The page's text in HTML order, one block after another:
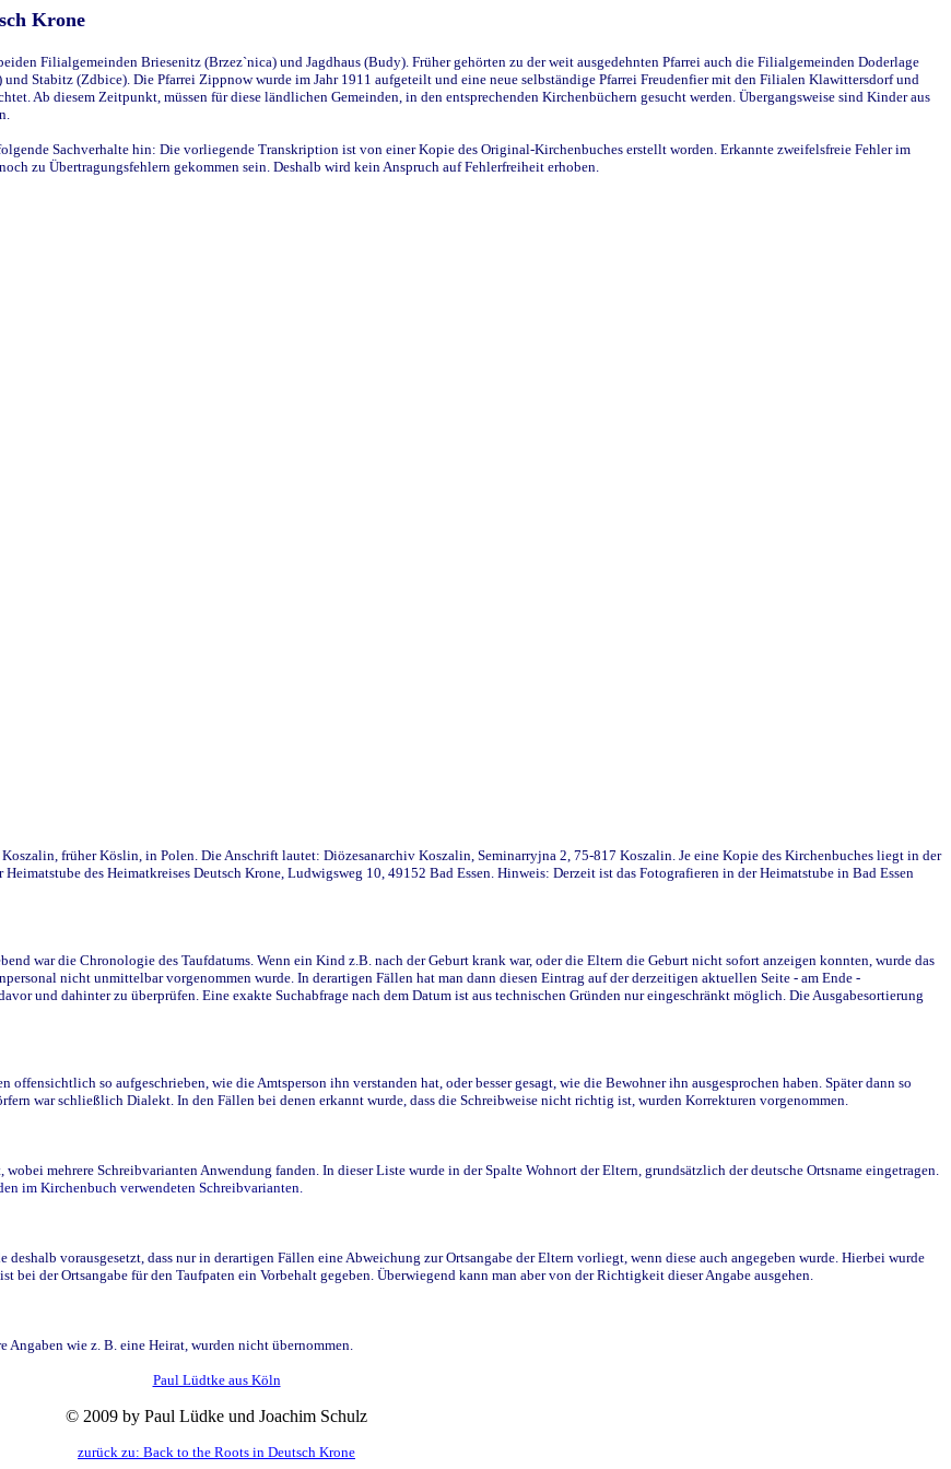
Krone
Filialgemeinden Briesenitz (Brzez`nica) und Jagdhaus (Budy). Früher gehörten zu der weit ausgedehnten Pfarrei auch die Filialgemeinden Doderlage
Stabitz (Zdbice). Die Pfarrei Zippnow wurde im Jahr 1911 aufgeteilt und eine neue selbständige Pfarrei Freudenfier mit den Filialen Klawittersdorf und
Ab diesem Zeitpunkt, müssen für diese ländlichen Gemeinden, in den entsprechenden Kirchenbüchern gesucht werden. Übergangsweise sind Kinder aus
Sachverhalte hin: Die vorliegende Transkription ist von einer Kopie des Original-Kirchenbuches erstellt worden. Erkannte zweifelsfreie Fehler im
zu Übertragungsfehlern gekommen sein. Deshalb wird kein Anspruch auf Fehlerfreiheit erhoben.
früher Köslin, in Polen. Die Anschrift lautet: Diözesanarchiv Koszalin, Seminarryjna 2, 75-817 Koszalin. Je eine Kopie des Kirchenbuches liegt in der
des Heimatkreises Deutsch Krone, Ludwigsweg 10, 49152 Bad Essen. Hinweis: Derzeit ist das Fotografieren in der Heimatstube in Bad Essen
war die Chronologie des Taufdatums. Wenn ein Kind z.B. nach der Geburt krank war, oder die Eltern die Geburt nicht sofort anzeigen konnten, wurde das
nicht unmittelbar vorgenommen wurde. In derartigen Fällen hat man dann diesen Eintrag auf der derzeitigen aktuellen Seite - am Ende -
und dahinter zu überprüfen. Eine exakte Suchabfrage nach dem Datum ist aus technischen Gründen nur eingeschränkt möglich. Die Ausgabesortierung
so aufgeschrieben, wie die Amtsperson ihn verstanden hat, oder besser gesagt, wie die Bewohner ihn ausgesprochen haben. Später dann so
war schließlich Dialekt. In den Fällen bei denen erkannt wurde, dass die Schreibweise nicht richtig ist, wurden Korrekturen vorgenommen.
mehrere Schreibvarianten Anwendung fanden. In dieser Liste wurde in der Spalte Wohnort der Eltern, grundsätzlich der deutsche Ortsname eingetragen.
im Kirchenbuch verwendeten Schreibvarianten.
vorausgesetzt, dass nur in derartigen Fällen eine Abweichung zur Ortsangabe der Eltern vorliegt, wenn diese auch angegeben wurde. Hierbei wurde
der Ortsangabe für den Taufpaten ein Vorbehalt gegeben. Überwiegend kann man aber von der Richtigkeit dieser Angabe ausgehen.
wie z. B. eine Heirat, wurden nicht übernommen.
Paul Lüdtke aus Köln
© 2009 by Paul Lüdke und Joachim Schulz
zurück zu: Back to the Roots in Deutsch Krone